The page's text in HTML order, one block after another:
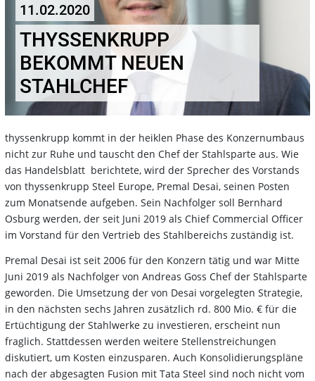
11.02.2020
THYSSENKRUPP
BEKOMMT NEUEN
STAHLCHEF
thyssenkrupp kommt in der heiklen Phase des Konzernumbaus
nicht zur Ruhe und tauscht den Chef der Stahlsparte aus. Wie
das Handelsblatt berichtete, wird der Sprecher des Vorstands
von thyssenkrupp Steel Europe, Premal Desai, seinen Posten
zum Monatsende aufgeben. Sein Nachfolger soll Bernhard
Osburg werden, der seit Juni 2019 als Chief Commercial Officer
im Vorstand für den Vertrieb des Stahlbereichs zuständig ist.
Premal Desai ist seit 2006 für den Konzern tätig und war Mitte
Juni 2019 als Nachfolger von Andreas Goss Chef der Stahlsparte
geworden. Die Umsetzung der von Desai vorgelegten Strategie,
in den nächsten sechs Jahren zusätzlich rd. 800 Mio. € für die
Ertüchtigung der Stahlwerke zu investieren, erscheint nun
fraglich. Stattdessen werden weitere Stellenstreichungen
diskutiert, um Kosten einzusparen. Auch Konsolidierungspläne
nach der abgesagten Fusion mit Tata Steel sind noch nicht vom